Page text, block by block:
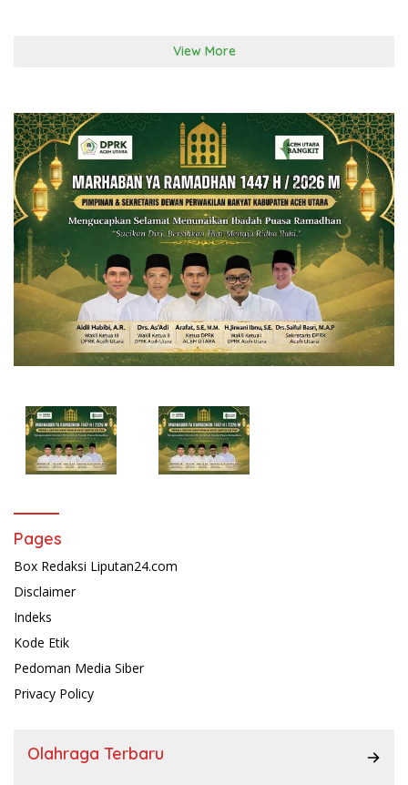
View More
Pages
Box Redaksi Liputan24.com
Disclaimer
Indeks
Kode Etik
Pedoman Media Siber
Privacy Policy
Olahraga Terbaru